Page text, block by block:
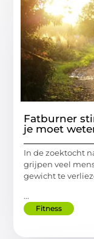
Fatburner
je moet
In de zoektocht
grijpen veel
gewicht te
...
Fitness